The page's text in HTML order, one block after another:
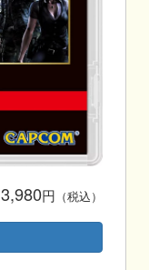
3,980円 （税込）